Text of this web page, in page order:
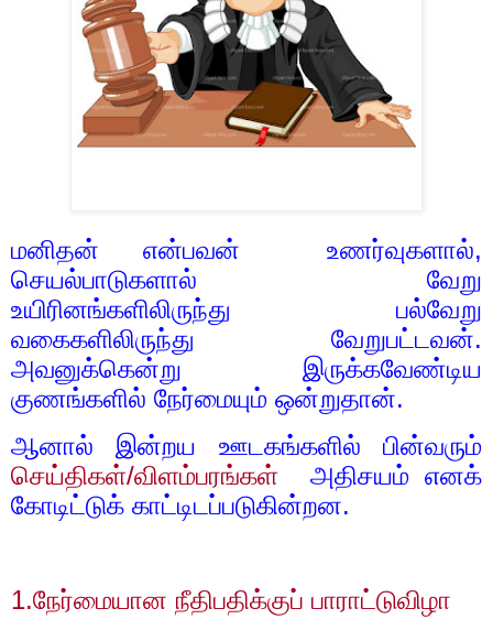
மனிதன் என்பவன் உணர்வுகளால்,
செயல்பாடுகளால் வேறு
உயிரினங்களிலிருந்து பல்வேறு
வகைகளிலிருந்து வேறுபட்டவன்.
அவனுக்கென்று இருக்கவேண்டிய
குணங்களில் நேர்மையும் ஒன்றுதான்.
ஆனால் இன்றய ஊடகங்களில் பின்வரும்
செய்திகள்/விளம்பரங்கள்
அதிசயம் எனக்
கோடிட்டுக் காட்டிடப்படுகின்றன.
1.நேர்மையான நீதிபதிக்குப் பாராட்டுவிழா